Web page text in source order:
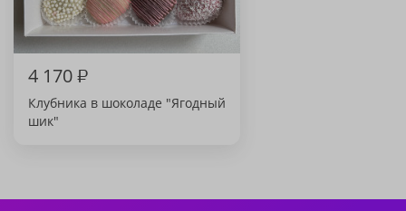
4 170₽
Клубника в шоколаде "Ягодный
шик"